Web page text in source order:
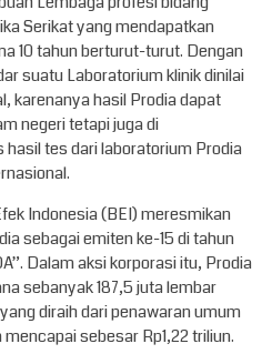
Serikat yang mendapatkan
10 tahun berturut-turut. Dengan
suatu Laboratorium klinik dinilai
karenanya hasil Prodia dapat
negeri tetapi juga di
tes dari laboratorium Prodia
Indonesia (BEI) meresmikan
sebagai emiten ke-15 di tahun
Dalam aksi korporasi itu, Prodia
sebanyak 187,5 juta lembar
diraih dari penawaran umum
sebesar Rp1,22 triliun.